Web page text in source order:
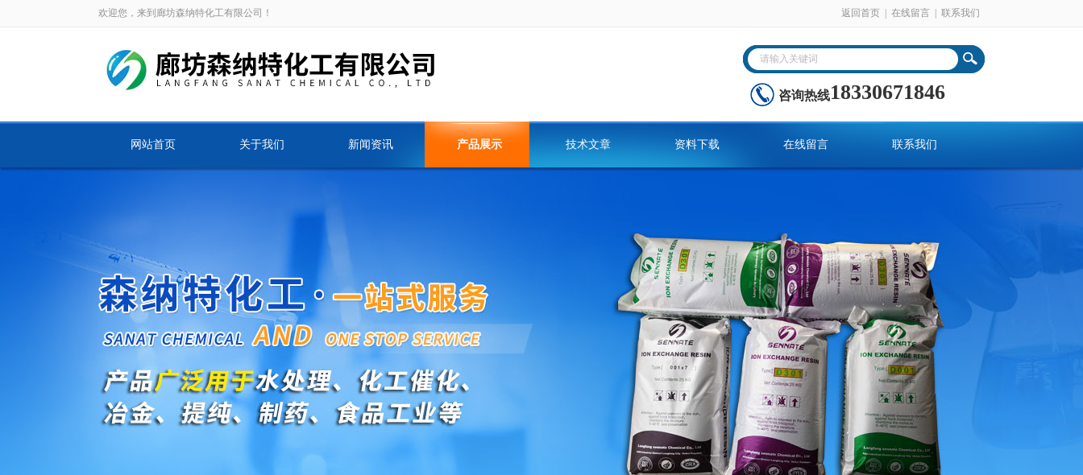
欢迎您，来到廊坊森纳特化工有限公司！ 返回首页 在线留言 联系我们
咨询热线18330671846
网站首页 关于我们 新闻资讯 产品展示 技术文章 资料下载 在线留言 联系我们